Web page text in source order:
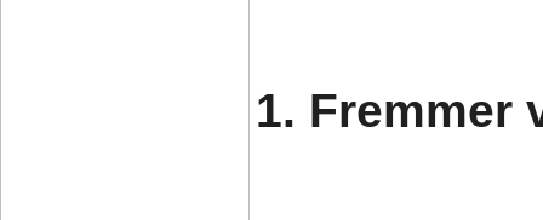
1. Fremmer